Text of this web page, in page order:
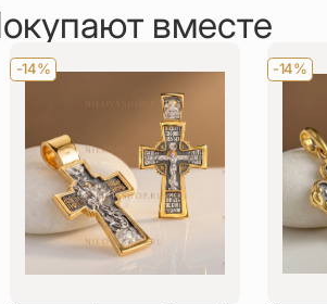
вместе
-14% -14%